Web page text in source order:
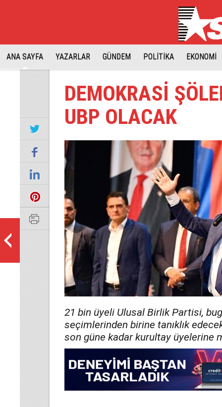
ANA SAYFA YAZARLAR GÜNDEM POLİTİKA EKONOMİ
DEMOKRASİ
UBP OLACAK
21 bin üyeli Ulusal Birlik Partisi,
seçimlerinden birine tanıklık
son güne kadar kurultay üyelerine